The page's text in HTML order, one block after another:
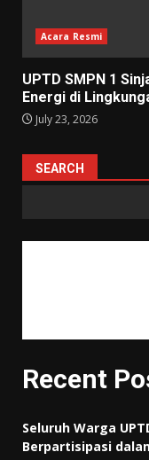
Acara Resmi
UPTD SMPN 1
Energi di
July 23, 2026
SEARCH
Recent
Seluruh Warga
Berpartisipasi